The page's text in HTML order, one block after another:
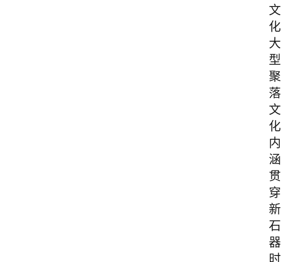
文
化
大
型
聚
落
文
化
内
涵
贯
穿
新
石
器
时